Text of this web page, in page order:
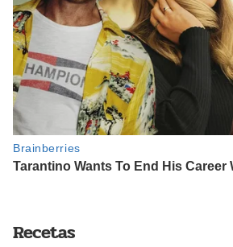
Recetas